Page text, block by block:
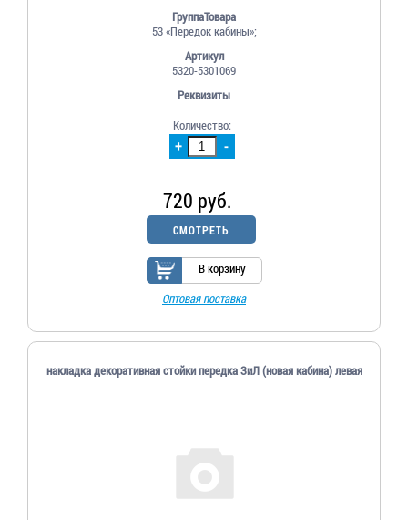
ГруппаТовара
53 «Передок кабины»;
Артикул
5320-5301069
Реквизиты
+ -
Количество:
720 руб.
СМОТРЕТЬ
В корзину
Оптовая поставка
накладка декоративная стойки передка ЗиЛ (новая кабина) левая